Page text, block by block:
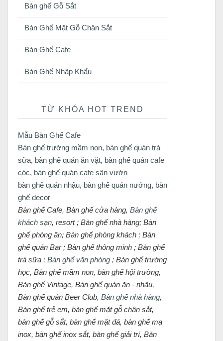
Bàn ghế Gỗ Sắt
Bàn Ghế Mặt Gỗ Chân Sắt
Bàn Ghế Cafe
Bàn Ghế Nhập Khẩu
TỪ KHÓA HOT TREND
Mẫu Bàn Ghế Cafe
Bàn ghế trường mầm non, bàn ghế quán trà
sữa, bàn ghế quán ăn vặt, bàn ghế quán cafe
cóc, bàn ghế quán cafe sân vườn
bàn ghế quán nhậu, bàn ghế quán nướng, bàn
ghế decor
Bàn ghế Cafe, Bàn ghế cửa hàng, Bàn ghế
khách sạn, resort ; Bàn ghế nhà hàng; Bàn
ghế phòng ăn; Bàn ghế phòng khách ; Bàn
ghế quán Bar ; Bàn ghế thông minh ; Bàn ghế
trà sữa ; Bàn ghế văn phòng ; Bàn ghế trường
học, Bàn ghế mầm non, bàn ghế hội trường,
Bàn ghế Vintage, Bàn ghế quán ăn - nhậu,
Bàn ghế quán Beer Club, Bàn ghế nhà hàng,
Bàn ghế trẻ em, bàn ghế mặt gỗ chân sắt,
bàn ghế gỗ sắt, bàn ghế mặt đá, bàn ghế mạ
inox, bàn ghế inox sắt, bàn ghế giải trí, Bàn